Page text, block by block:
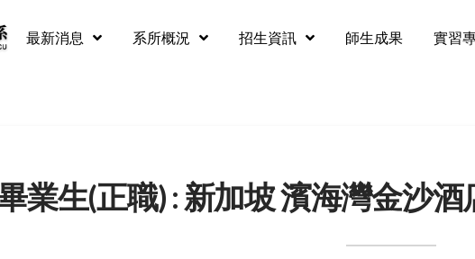
最新消息 系所概況 招生資訊 師生成果 實習
業生(正職) : 新加坡 濱海灣金沙酒